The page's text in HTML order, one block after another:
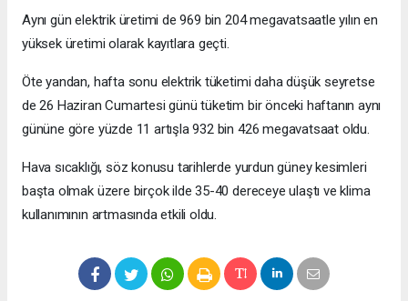
Aynı gün elektrik üretimi de 969 bin 204 megavatsaatle yılın en
yüksek üretimi olarak kayıtlara geçti.
Öte yandan, hafta sonu elektrik tüketimi daha düşük seyretse
de 26 Haziran Cumartesi günü tüketim bir önceki haftanın aynı
gününe göre yüzde 11 artışla 932 bin 426 megavatsaat oldu.
Hava sıcaklığı, söz konusu tarihlerde yurdun güney kesimleri
başta olmak üzere birçok ilde 35-40 dereceye ulaştı ve klima
kullanımının artmasında etkili oldu.